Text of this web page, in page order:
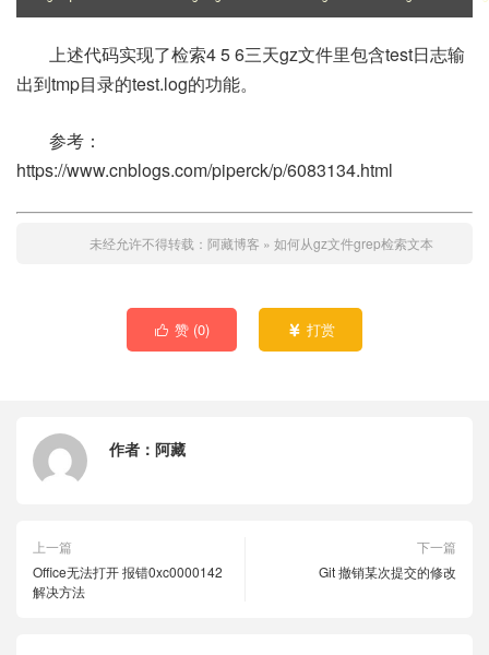
上述代码实现了检索4 5 6三天gz文件里包含test日志输
出到tmp目录的test.log的功能。
参考：
https://www.cnblogs.com/piperck/p/6083134.html
未经允许不得转载： 阿藏博客 » 如何从gz文件grep检索文本
 赞 (0)  打赏
作者： 阿藏
上一篇
Office无法打开 报错0xc0000142
解决方法
下一篇
Git 撤销某次提交的修改